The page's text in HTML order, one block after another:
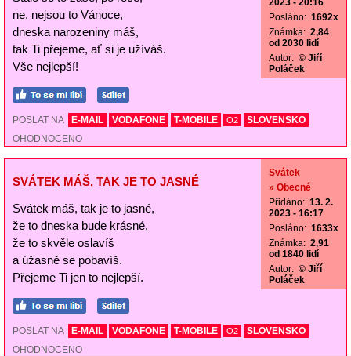
ne, nejsou to Vánoce,
dneska narozeniny máš,
tak Ti přejeme, ať si je užíváš.
Vše nejlepší!
2023 - 20:16
Posláno: 1692x
Známka: 2,84
od 2030 lidí
Autor: © Jiří
Poláček
POSLAT NA E-MAIL VODAFONE T-MOBILE O2
SLOVENSKO
OHODNOCENO
SVÁTEK MÁŠ, TAK JE TO JASNÉ
Svátek máš, tak je to jasné,
že to dneska bude krásné,
že to skvěle oslavíš
a úžasně se pobavíš.
Přejeme Ti jen to nejlepší.
Svátek
» Obecné
Přidáno: 13. 2.
2023 - 16:17
Posláno: 1633x
Známka: 2,91
od 1840 lidí
Autor: © Jiří
Poláček
POSLAT NA E-MAIL VODAFONE T-MOBILE O2
SLOVENSKO
OHODNOCENO